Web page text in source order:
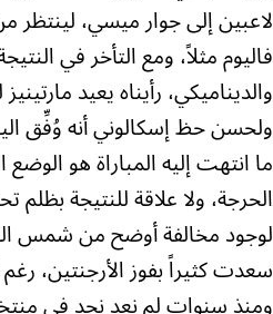
لاعبين إلى جوار ميسي، لينتظر
فاليوم مثلاً، ومع التأخر في
والديناميكي، رأيناه يعيد
ولحسن حظ إسكالوني أنه وُفِّق
ما انتهت إليه المباراة هو
الحرجة، ولا علاقة للنتيجة
لوجود مخالفة أوضح من شمس
سعدت كثيراً بفوز الأرجنتين،